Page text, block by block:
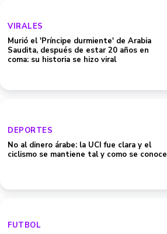
VIRALES
Murió el 'Príncipe durmiente' de Arabia
Saudita, después de estar 20 años en
coma: su historia se hizo viral
DEPORTES
No al dinero árabe: la UCI fue clara y el
ciclismo se mantiene tal y como se conoce
FUTBOL